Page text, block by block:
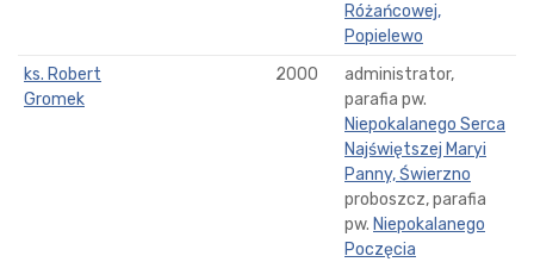
Różańcowej,
Popielewo
ks. Robert
Gromek
2000
administrator,
parafia pw.
Niepokalanego Serca
Najświętszej Maryi
Panny, Świerzno
proboszcz, parafia
pw. Niepokalanego
Poczęcia